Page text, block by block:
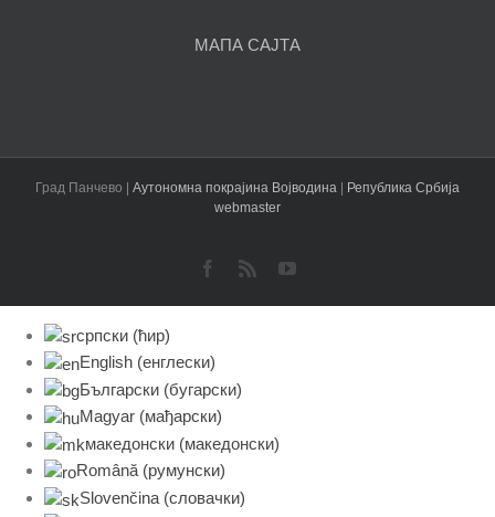
МАПА САЈТА
Град Панчево | Аутономна покрајина Војводина | Република Србија
webmaster
Facebook
Rss YouTube
српски (ћир)
English (енглески)
Български (бугарски)
Magyar (мађарски)
македонски (македонски)
Română(румунски)
Slovenčina (словачки)